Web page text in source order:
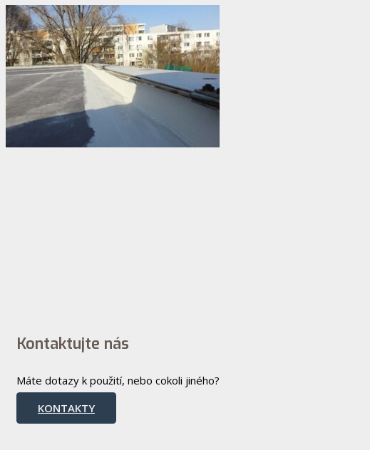
Kontaktujte nás
Máte dotazy k použití, nebo cokoli jiného?
KONTAKTY